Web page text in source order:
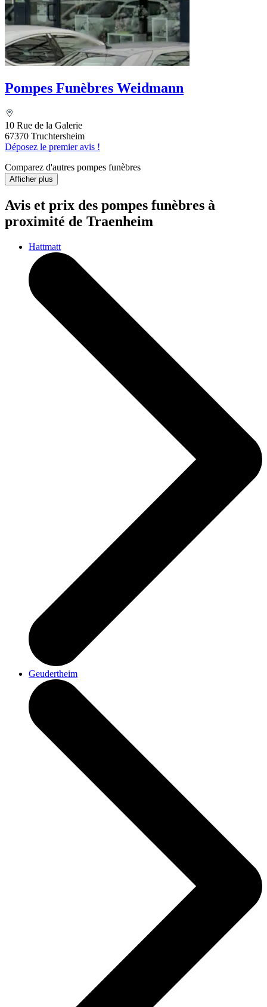
Pompes Funèbres Weidmann
10 Rue de la Galerie
67370 Truchtersheim
Déposez le premier avis !
Comparez d'autres pompes funèbres
Afficher plus
Avis et prix des pompes funèbres à
proximité de Traenheim
Hattmatt
Geudertheim